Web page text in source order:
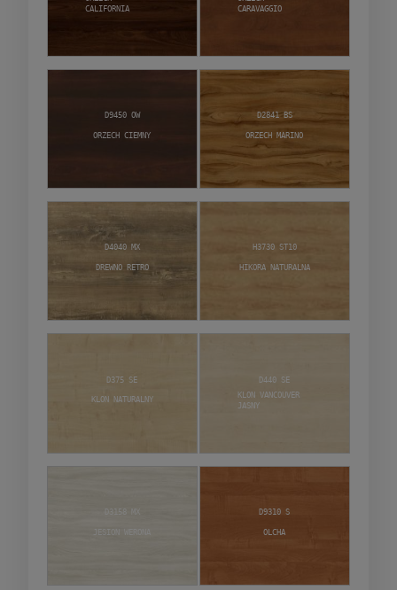
California
Caravaggio
Orzech Ciemny
D9450 OW
Orzech Marino
D2841 BS
Drewno retro
D4040 MX
Hikora naturalna
H3730 ST10
Klon naturalny
D375 SE
Klon Vancouver
jasny
D440 SE
Jesion Werona
D3158 MX
Olcha
D9310 S